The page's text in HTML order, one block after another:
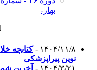
بهار-
[ ۰-
۱۴۰۴/۱۱/۸ -
کتابچه
نوین پیراپزشکی
۱۴۰۴/۳/۲۱ -
آخرین